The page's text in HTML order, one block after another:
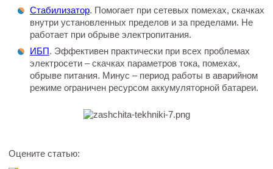
Стабилизатор. Помогает при сетевых помехах, скачках
внутри установленных пределов и за пределами. Не
работает при обрыве электропитания.
ИБП. Эффективен практически при всех проблемах
электросети – скачках параметров тока, помехах,
обрыве питания. Минус – период работы в аварийном
режиме ограничен ресурсом аккумуляторной батареи.
Оцените статью: